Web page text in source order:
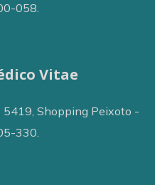
058.
Vitae
5419, Shopping Peixoto -
330.